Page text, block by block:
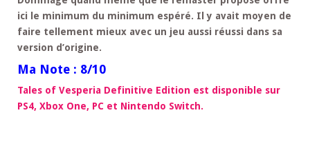
ici le minimum du minimum espéré. Il y avait moyen de
faire tellement mieux avec un jeu aussi réussi dans sa
version d’origine.
Ma Note : 8/10
Tales of Vesperia Definitive Edition est disponible sur
PS4, Xbox One, PC et Nintendo Switch.